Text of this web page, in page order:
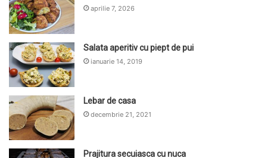
aprilie 7, 2026
Salata aperitiv cu piept de pui
ianuarie 14, 2019
Lebar de casa
decembrie 21, 2021
Prajitura secuiasca cu nuca